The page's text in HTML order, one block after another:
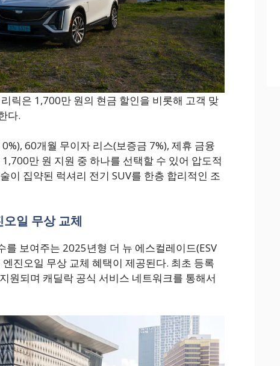
릭은 1,700만 원의 현금 할인을 비롯해 고객 맞
다.
60개월 무이자 리스(보증금 7%), 제휴 금융
만 원 지원 중 하나를 선택할 수 있어 압도적
이 집약된 럭셔리 전기 SUV를 한층 합리적인 조
일 무상 교체
를 보여주는 2025년형 더 뉴 에스컬레이드(ESV
진오일 무상 교체 혜택이 제공된다. 최초 등록
원되며 캐딜락 공식 서비스 네트워크를 통해서